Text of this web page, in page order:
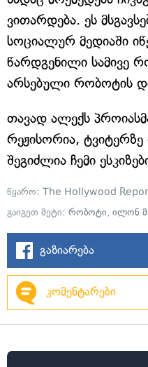
ვითარდება. ეს
სოციალურ მედიაში
წარდგენილი სამივე
არსებული რობოტის
თავად ალექს
რეჟისორია,
შეგიძლია ჩემი
წყარო: The Hollywood
გაიგეთ მეტი: რობოტი, ილონ
გაზიარება
კომენტარები